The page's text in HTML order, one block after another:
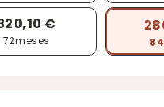
€
72meses 84